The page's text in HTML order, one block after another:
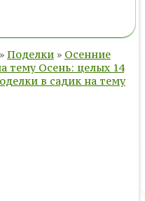
» Поделки » Осенние
тему Осень: целых 14
в садик на тему